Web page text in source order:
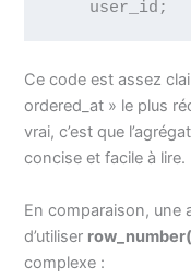
Ce code est assez
ordered_at » le plus
vrai, c’est que
concise et facile à lire.
En comparaison, une
d’utiliser
complexe :